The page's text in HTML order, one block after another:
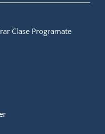
Clase Programate